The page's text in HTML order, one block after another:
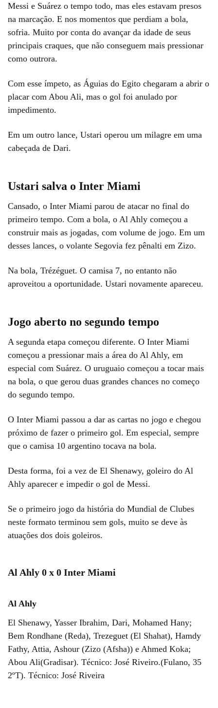
Messi e Suárez o tempo todo, mas eles estavam presos
na marcação. E nos momentos que perdiam a bola,
sofria. Muito por conta do avançar da idade de seus
principais craques, que não conseguem mais pressionar
como outrora.
Com esse ímpeto, as Águias do Egito chegaram a abrir o
placar com Abou Ali, mas o gol foi anulado por
impedimento.
Em um outro lance, Ustari operou um milagre em uma
cabeçada de Dari.
Ustari salva o Inter Miami
Cansado, o Inter Miami parou de atacar no final do
primeiro tempo. Com a bola, o Al Ahly começou a
construir mais as jogadas, com volume de jogo. Em um
desses lances, o volante Segovia fez pênalti em Zizo.
Na bola, Trézéguet. O camisa 7, no entanto não
aproveitou a oportunidade. Ustari novamente apareceu.
Jogo aberto no segundo tempo
A segunda etapa começou diferente. O Inter Miami
começou a pressionar mais a área do Al Ahly, em
especial com Suárez. O uruguaio começou a tocar mais
na bola, o que gerou duas grandes chances no começo
do segundo tempo.
O Inter Miami passou a dar as cartas no jogo e chegou
próximo de fazer o primeiro gol. Em especial, sempre
que o camisa 10 argentino tocava na bola.
Desta forma, foi a vez de El Shenawy, goleiro do Al
Ahly aparecer e impedir o gol de Messi.
Se o primeiro jogo da história do Mundial de Clubes
neste formato terminou sem gols, muito se deve às
atuações dos dois goleiros.
Al Ahly 0 x 0 Inter Miami
Al Ahly
El Shenawy, Yasser Ibrahim, Dari, Mohamed Hany;
Bem Rondhane (Reda), Trezeguet (El Shahat), Hamdy
Fathy, Attia, Ashour (Zizo (Afsha)) e Ahmed Koka;
Abou Ali(Gradisar). Técnico: José Riveiro.(Fulano, 35
2ºT). Técnico: José Riveira